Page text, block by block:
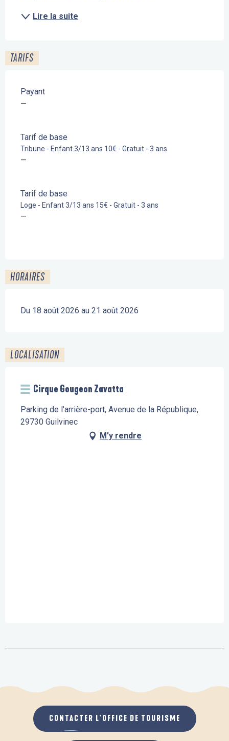
Lire la suite
TARIFS
Payant
—
Tarif de base
Tribune - Enfant 3/13 ans 10€ - Gratuit - 3 ans
—
Tarif de base
Loge - Enfant 3/13 ans 15€ - Gratuit - 3 ans
—
HORAIRES
Du 18 août 2026 au 21 août 2026
LOCALISATION
Cirque Gougeon Zavatta
Parking de l'arrière-port, Avenue de la République,
29730 Guilvinec
M'y rendre
CONTACTER L'OFFICE DE TOURISME